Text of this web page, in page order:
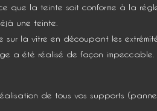
que la teinte soit conforme à la
une teinte.
sur la vitre en découpant les
a été réalisé de façon impeccable.
de tous vos supports